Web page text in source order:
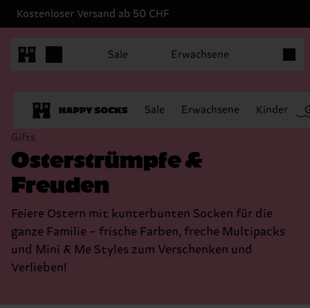
Kostenloser Versand ab 50 CHF
Sale Erwachsene
Sale Erwachsene Kinder
Gifts
Osterstrümpfe &
Freuden
Feiere Ostern mit kunterbunten Socken für die
ganze Familie – frische Farben, freche Multipacks
und Mini & Me Styles zum Verschenken und
Verlieben!